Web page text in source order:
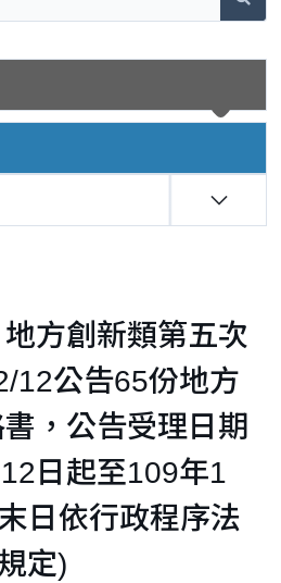
日期自108年12月12日起至109年1月13
第48條第2項規定)
地方創新類第五次
12公告65份地方
，公告受理日期
日起至109年1
日依行政程序法
定)